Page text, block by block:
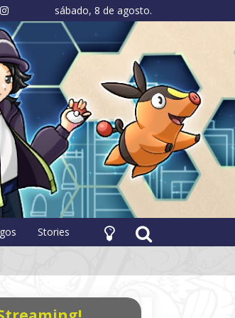
sábado, 8 de agosto.
Stories